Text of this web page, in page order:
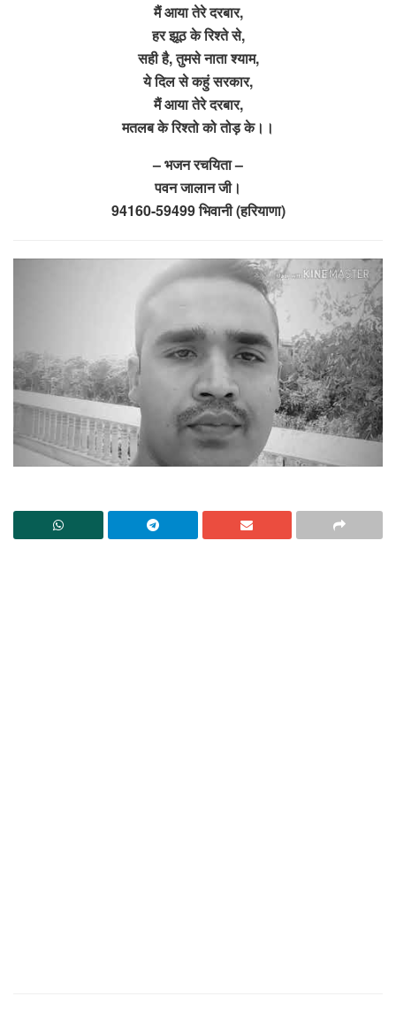
मैं आया तेरे दरबार,
हर झूठ के रिश्ते से,
सही है, तुमसे नाता श्याम,
ये दिल से कहुं सरकार,
मैं आया तेरे दरबार,
मतलब के रिश्तो को तोड़ के।।
– भजन रचयिता –
पवन जालान जी।
94160-59499 भिवानी (हरियाणा)